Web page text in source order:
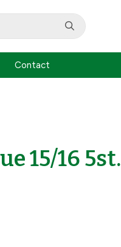
Contact
15/16 5st.